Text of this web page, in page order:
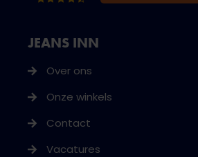
JEANS INN
Over ons
Onze winkels
Contact
Vacatures